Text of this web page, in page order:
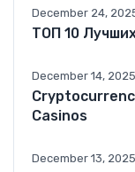
December 24,
ТОП 10
December 14, 2025
Casinos
December 13, 2025